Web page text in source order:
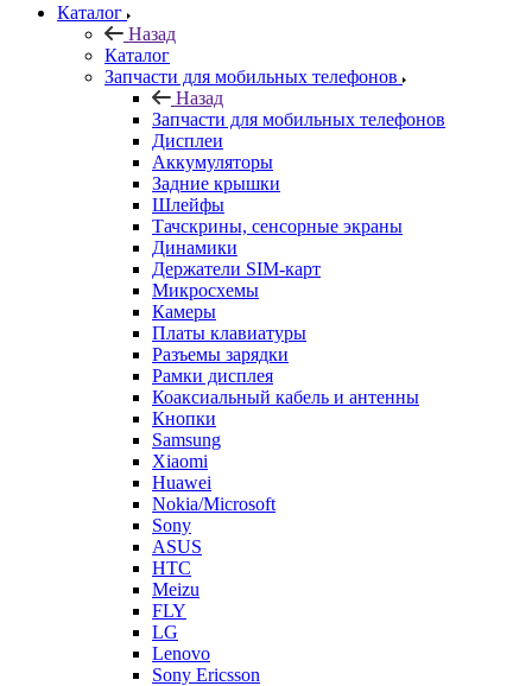
Каталог
Назад
Каталог
Запчасти для мобильных телефонов
Назад
Запчасти для мобильных телефонов
Дисплеи
Аккумуляторы
Задние крышки
Шлейфы
Тачскрины, сенсорные экраны
Динамики
Держатели SIM-карт
Микросхемы
Камеры
Платы клавиатуры
Разъемы зарядки
Рамки дисплея
Коаксиальный кабель и антенны
Кнопки
Samsung
Xiaomi
Huawei
Nokia/Microsoft
Sony
ASUS
HTC
Meizu
FLY
LG
Lenovo
Sony Ericsson